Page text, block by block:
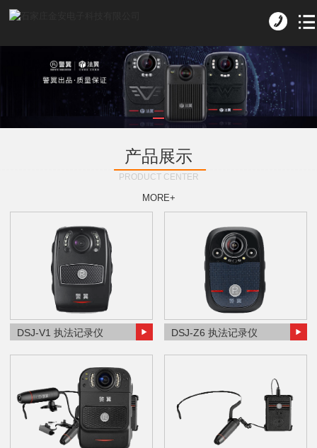
产品展示
PRODUCT CENTER
MORE+
DSJ-V1 执法记录仪 DSJ-Z6 执法记录仪